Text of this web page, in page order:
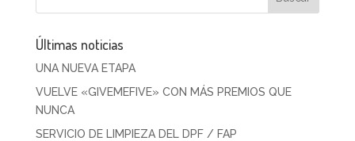
Últimas noticias
UNA NUEVA ETAPA
VUELVE «GIVEMEFIVE» CON MÁS PREMIOS QUE
NUNCA
SERVICIO DE LIMPIEZA DEL DPF / FAP